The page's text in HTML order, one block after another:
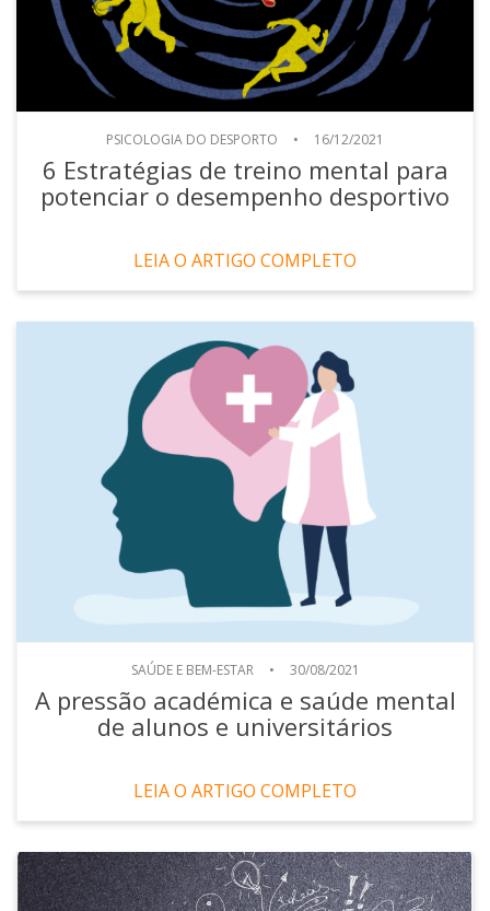
PSICOLOGIA DO DESPORTO • 16/12/2021
6 Estratégias de treino mental para
potenciar o desempenho desportivo
LEIA O ARTIGO COMPLETO
SAÚDE E BEM-ESTAR • 30/08/2021
A pressão académica e saúde mental
de alunos e universitários
LEIA O ARTIGO COMPLETO